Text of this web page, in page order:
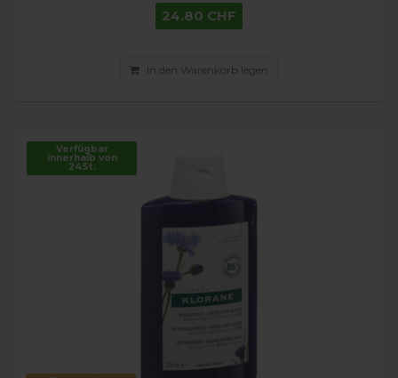
24.80 CHF
In den Warenkorb legen
Verfügbar
innerhalb von
24St.